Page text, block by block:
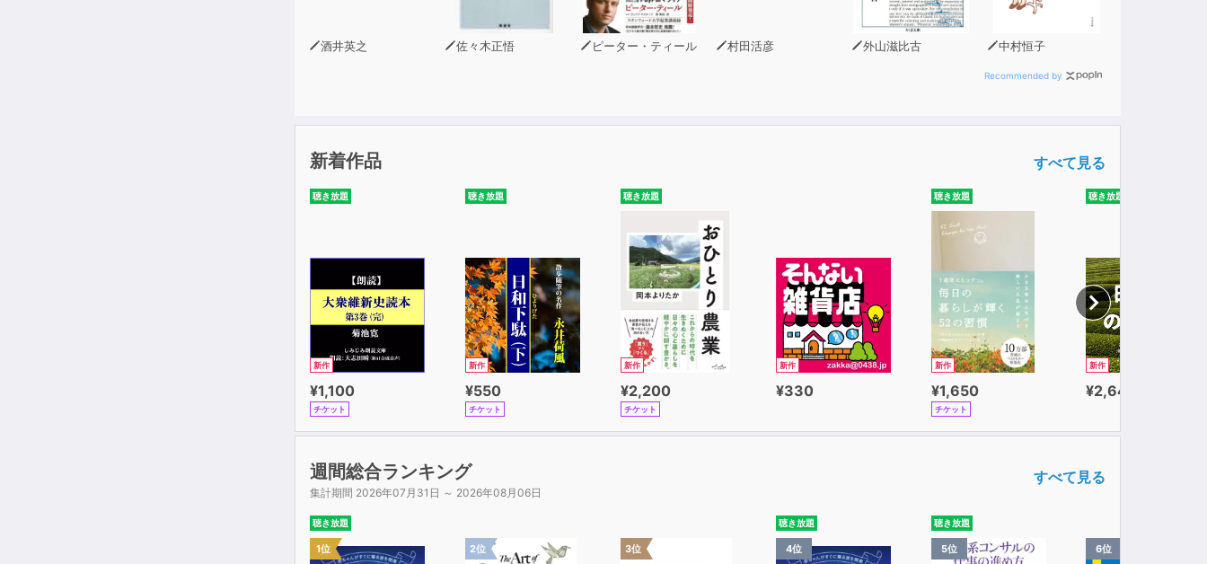
酒井英之 佐々木正悟 ピーター・ティール 村田活彦 外山滋比古 中村恒子
Recommended by
新着作品 すべて見る
聴き放題
新作
¥1,100
チケット
聴き放題
新作
¥550
チケット
聴き放題
新作
¥2,200
チケット
新作
¥330
聴き放題
新作
¥1,650
チケット
聴き放題
新作
¥2,640
週間総合ランキング
集計期間 2026年07月31日 ～ 2026年08月06日
すべて見る
聴き放題
1位 2位 3位
聴き放題
4位
聴き放題
5位 6位